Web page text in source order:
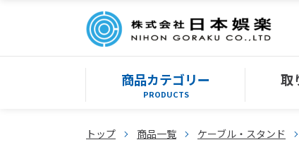
商品カテゴリー
PRODUCTS
取
トップ 商品一覧 ケーブル・スタンド